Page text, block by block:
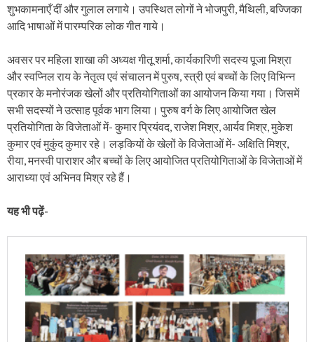
शुभकामनाएँ दीं और गुलाल लगाये। उपस्थित लोगों ने भोजपुरी, मैथिली, बज्जिका
आदि भाषाओं में पारम्परिक लोक गीत गाये।
अवसर पर महिला शाखा की अध्यक्ष गीतू शर्मा, कार्यकारिणी सदस्य पूजा मिश्रा
और स्वप्निल राय के नेतृत्व एवं संचालन में पुरुष, स्त्री एवं बच्चों के लिए विभिन्न
प्रकार के मनोरंजक खेलों और प्रतियोगिताओं का आयोजन किया गया। जिसमें
सभी सदस्यों ने उत्साह पूर्वक भाग लिया। पुरुष वर्ग के लिए आयोजित खेल
प्रतियोगिता के विजेताओं में- कुमार प्रियंवद, राजेश मिश्र, आर्यव मिश्र, मुकेश
कुमार एवं मुकुंद कुमार रहे। लड़कियों के खेलों के विजेताओं में- अक्षिति मिश्र,
रीया, मनस्वी पाराशर और बच्चों के लिए आयोजित प्रतियोगिताओं के विजेताओं में
आराध्या एवं अभिनव मिश्र रहे हैं।
यह भी पढ़ें-